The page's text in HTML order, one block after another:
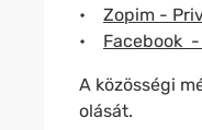
• Zopim -
• Facebook
A közösségi
olását.